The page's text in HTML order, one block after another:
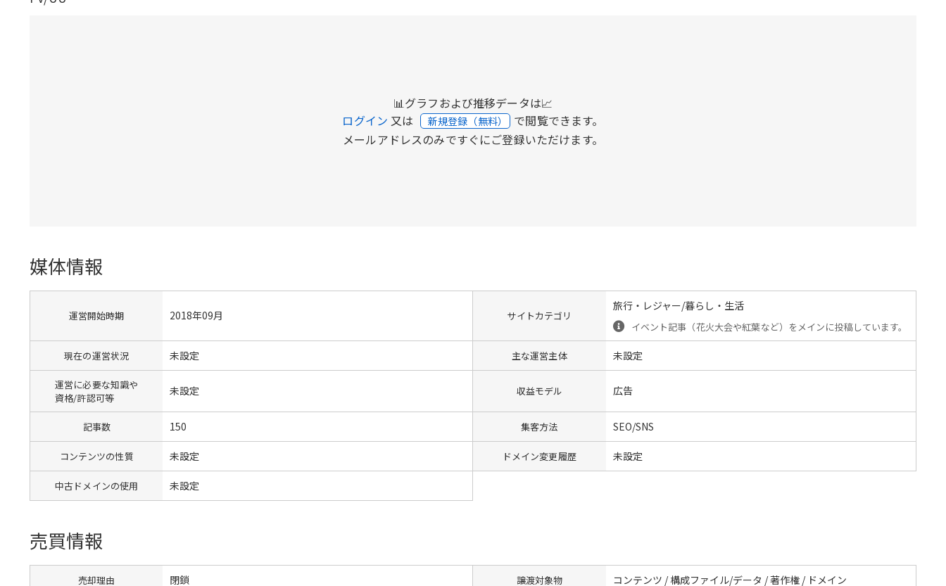
📊グラフおよび推移データは📈
ログイン 又は 新規登録（無料） で閲覧できます。
メールアドレスのみですぐにご登録いただけます。
媒体情報
運営開始時期 2018年09月 サイトカテゴリ
旅行・レジャー/暮らし・生活
イベント記事（花火大会や紅葉など）をメインに投稿しています。
現在の運営状況 未設定 主な運営主体 未設定
運営に必要な知識や
資格/許認可等
未設定 収益モデル 広告
記事数 150 集客方法 SEO/SNS
コンテンツの性質 未設定 ドメイン変更履歴 未設定
中古ドメインの使用 未設定
売買情報
売却理由 閉鎖 譲渡対象物 コンテンツ / 構成ファイル/データ / 著作権 / ドメイン